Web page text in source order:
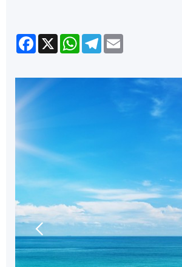
Facebook
X WhatsApp
Telegram